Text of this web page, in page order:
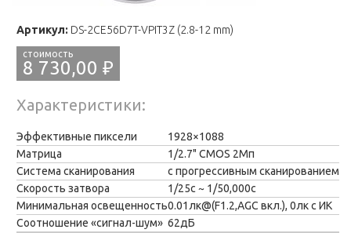
Артикул: DS-2CE56D7T-VPIT3Z (2.8-12 mm)
8 730,00 ₽
Характеристики
Эффективные пиксели
1928×1088
Матрица
1/2.7" CMOS 2Mп
Система сканирования
с прогрессивным сканированием
Скорость затвора
1/25с ~ 1/50,000с
Минимальная освещенность0.01лк@(F1.2,AGC вкл.), 0лк с ИК
Соотношение «сигнал-шум» 62дБ